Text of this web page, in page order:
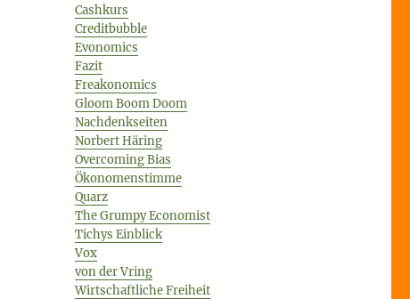
Cashkurs
Creditbubble
Evonomics
Fazit
Freakonomics
Gloom Boom Doom
Nachdenkseiten
Norbert Häring
Overcoming Bias
Ökonomenstimme
Quarz
The Grumpy Economist
Tichys Einblick
Vox
von der Vring
Wirtschaftliche Freiheit